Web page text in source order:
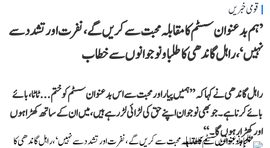
قومی خبریں
’ہم بدعنوان سسٹم کا مقابلہ محبت سے کریں گے، نفرت اور تشدد سے
نہیں‘، راہل گاندھی کا طلبا و نوجوانوں سے خطاب
راہل گاندھی نے کہا کہ ’’ہمیں پیار اور محبت سے اس بدعنوان سسٹم کو ختم... ٹاٹا، بائے
بائے کرنا ہے۔ جو بھی نوجوان اپنے حق کی لڑائی لڑ رہے ہیں، میں ان کے ساتھ کھڑا ہوں
اور کھڑا رہوں گا۔‘‘